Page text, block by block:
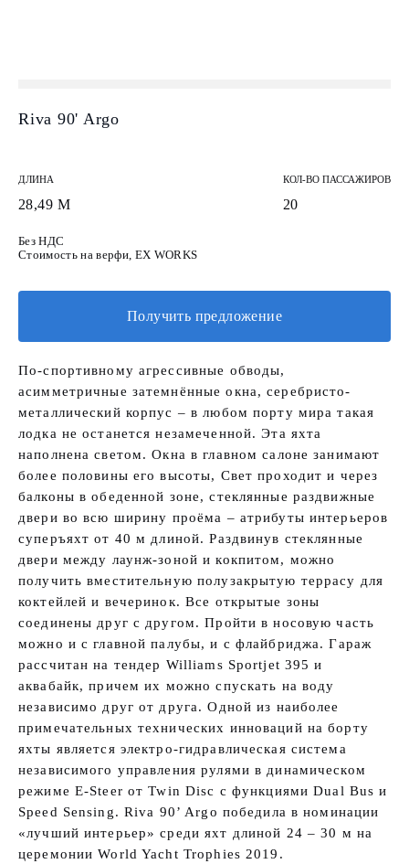
Riva 90' Argo
По-спортивному агрессивные обводы,
асимметричные затемнённые окна, серебристо-
металлический корпус – в любом порту мира такая
лодка не останется незамеченной. Эта яхта
наполнена светом. Окна в главном салоне занимают
более половины его высоты, Свет проходит и через
балконы в обеденной зоне, стеклянные раздвижные
двери во всю ширину проёма – атрибуты интерьеров
суперъяхт от 40 м длиной. Раздвинув стеклянные
двери между лаунж-зоной и кокпитом, можно
получить вместительную полузакрытую террасу для
коктейлей и вечеринок. Все открытые зоны
соединены друг с другом. Пройти в носовую часть
можно и с главной палубы, и с флайбриджа. Гараж
рассчитан на тендер Williams Sportjet 395 и
аквабайк, причем их можно спускать на воду
независимо друг от друга. Одной из наиболее
примечательных технических инноваций на борту
яхты является электро-гидравлическая система
независимого управления рулями в динамическом
режиме E-Steer от Twin Disc с функциями Dual Bus и
Speed Sensing. Riva 90’ Argo победила в номинации
«лучший интерьер» среди яхт длиной 24 – 30 м на
церемонии World Yacht Trophies 2019.
ДЛИНА
28,49 М
КОЛ-ВО ПАССАЖИРОВ
20
Без НДС
Стоимость на верфи, EX WORKS
Получить предложение